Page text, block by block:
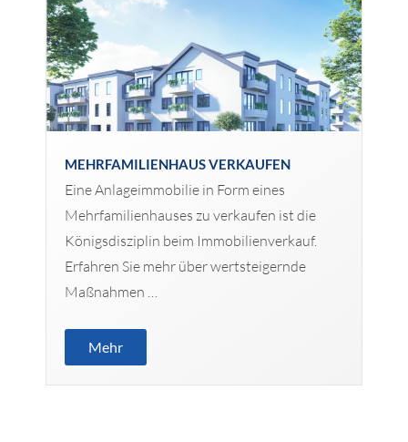
MEHRFAMILIENHAUS VERKAUFEN
Eine Anlageimmobilie in Form eines
Mehrfamilienhauses zu verkaufen ist die
Königsdisziplin beim Immobilienverkauf.
Erfahren Sie mehr über wertsteigernde
Maßnahmen …
Mehr